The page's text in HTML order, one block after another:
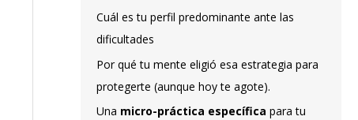
Cuál es tu perfil predominante ante las
dificultades
Por qué tu mente eligió esa estrategia para
protegerte (aunque hoy te agote).
Una micro-práctica específica para tu